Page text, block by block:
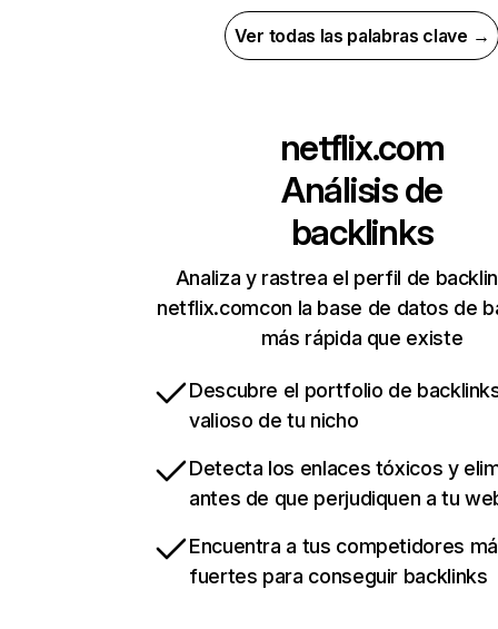
Ver todas las palabras clave →
netflix.com
Análisis de
backlinks
Analiza y rastrea el perfil de
netflix.comcon la base de datos de
más rápida que existe
Descubre el portfolio de
valioso de tu nicho
Detecta los enlaces tóxicos y
antes de que perjudiquen a tu
Encuentra a tus competidores
fuertes para conseguir backlinks